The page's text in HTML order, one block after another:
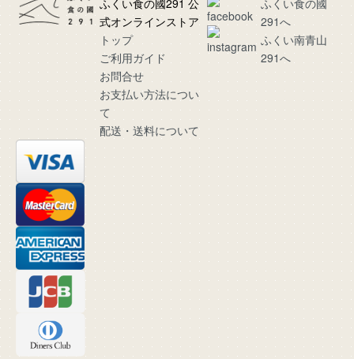
ふくい食の國291 公
式オンラインストア
トップ
ご利用ガイド
お問合せ
お支払い方法につい
て
配送・送料について
ふくい食の國
291へ
ふくい南青山
291へ